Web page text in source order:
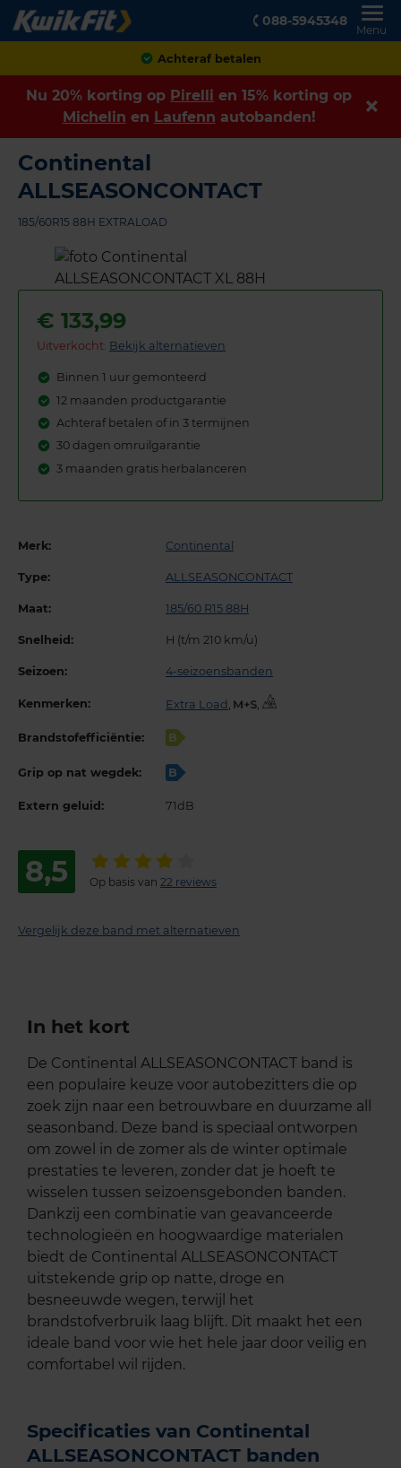
088-5945348
Menu
Klanten geven ons een
Nu 20% korting op Pirelli en 15% korting op
Michelin en Laufenn autobanden!
Continental
ALLSEASONCONTACT
185/60R15 88H EXTRALOAD
€ 133,99
Uitverkocht: Bekijk alternatieven
Binnen 1 uur gemonteerd
12 maanden productgarantie
Achteraf betalen of in 3 termijnen
30 dagen omruilgarantie
3 maanden gratis herbalanceren
Merk: Continental
Type: ALLSEASONCONTACT
Maat: 185/60 R15 88H
Snelheid: H (t/m 210 km/u)
Seizoen: 4-seizoensbanden
Kenmerken: Extra Load , ,
Brandstofefficiëntie: B
Grip op nat wegdek: B
Extern geluid: 71dB
8,5 Op basis van 22 reviews
Vergelijk deze band met alternatieven
In het kort
De Continental ALLSEASONCONTACT band is
een populaire keuze voor autobezitters die op
zoek zijn naar een betrouwbare en duurzame all
seasonband. Deze band is speciaal ontworpen
om zowel in de zomer als de winter optimale
prestaties te leveren, zonder dat je hoeft te
wisselen tussen seizoensgebonden banden.
Dankzij een combinatie van geavanceerde
technologieën en hoogwaardige materialen
biedt de Continental ALLSEASONCONTACT
uitstekende grip op natte, droge en
besneeuwde wegen, terwijl het
brandstofverbruik laag blijft. Dit maakt het een
ideale band voor wie het hele jaar door veilig en
comfortabel wil rijden.
Specificaties van Continental
ALLSEASONCONTACT banden